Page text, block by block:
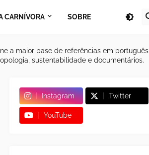
CARNÍVORA SOBRE
a maior base de referências em português
sustentabilidade e documentários.
Instagram Twitter
YouTube